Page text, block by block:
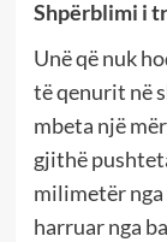
Shpërblimi i
Unë që nuk
të qenurit në
mbeta një
gjithë
milimetër
harruar nga